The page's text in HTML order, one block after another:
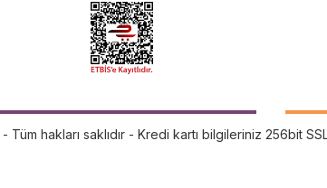
- Tüm hakları saklıdır - Kredi kartı bilgileriniz 256bit